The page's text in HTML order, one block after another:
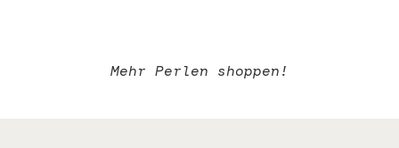
Mehr Perlen shoppen!